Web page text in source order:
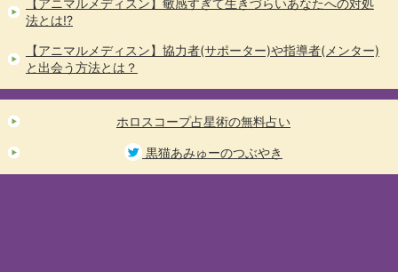
【アニマルメディスン】敏感すぎて生きづらいあなたへの対処
法とは!?
【アニマルメディスン】協力者(サポーター)や指導者(メンター)
と出会う方法とは？
ホロスコープ占星術の無料占い
黒猫あみゅーのつぶやき